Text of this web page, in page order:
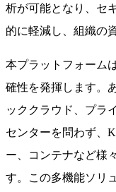
析が可能となり、セ
的に軽減し、組織の
本プラットフォーム
確性を発揮します。
ッククラウド、プラ
センターを問わず、
ー、コンテナなど様
す。この多機能ソリ